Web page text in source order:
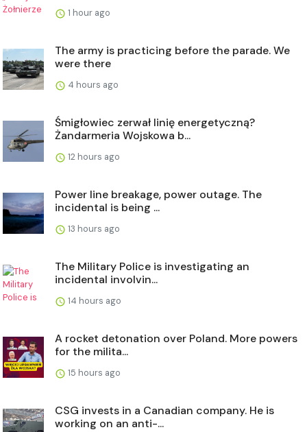
1 hour ago
The army is practicing before the parade. We
were there
4 hours ago
Śmigłowiec zerwał linię energetyczną?
Żandarmeria Wojskowa b...
12 hours ago
Power line breakage, power outage. The
incidental is being ...
13 hours ago
The Military Police is investigating an
incidental involvin...
14 hours ago
A rocket detonation over Poland. More powers
for the milita...
15 hours ago
CSG invests in a Canadian company. He is
working on an anti-...